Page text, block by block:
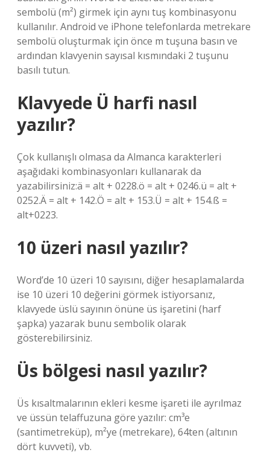
sembolü (m²) girmek için aynı tuş kombinasyonu
kullanılır. Android ve iPhone telefonlarda metrekare
sembolü oluşturmak için önce m tuşuna basın ve
ardından klavyenin sayısal kısmındaki 2 tuşunu
basılı tutun.
Klavyede Ü harfi nasıl
yazılır?
Çok kullanışlı olmasa da Almanca karakterleri
aşağıdaki kombinasyonları kullanarak da
yazabilirsiniz:ä = alt + 0228.ö = alt + 0246.ü = alt +
0252.Ä = alt + 142.Ö = alt + 153.Ü = alt + 154.ß =
alt+0223.
10 üzeri nasıl yazılır?
Word’de 10 üzeri 10 sayısını, diğer hesaplamalarda
ise 10 üzeri 10 değerini görmek istiyorsanız,
klavyede üslü sayının önüne üs işaretini (harf
şapka) yazarak bunu sembolik olarak
gösterebilirsiniz.
Üs bölgesi nasıl yazılır?
Üs kısaltmalarının ekleri kesme işareti ile ayrılmaz
ve üssün telaffuzuna göre yazılır: cm³e
(santimetreküp), m²ye (metrekare), 64ten (altının
dört kuvveti), vb.